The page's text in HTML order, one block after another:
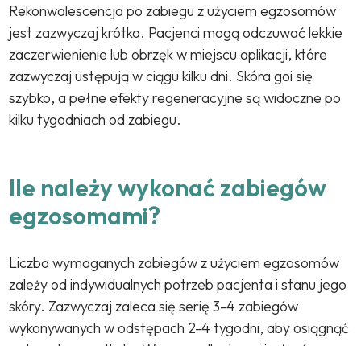
Rekonwalescencja po zabiegu z użyciem egzosomów
jest zazwyczaj krótka. Pacjenci mogą odczuwać lekkie
zaczerwienienie lub obrzęk w miejscu aplikacji, które
zazwyczaj ustępują w ciągu kilku dni. Skóra goi się
szybko, a pełne efekty regeneracyjne są widoczne po
kilku tygodniach od zabiegu.
Ile należy wykonać zabiegów
egzosomami?
Liczba wymaganych zabiegów z użyciem egzosomów
zależy od indywidualnych potrzeb pacjenta i stanu jego
skóry. Zazwyczaj zaleca się serię 3-4 zabiegów
wykonywanych w odstępach 2-4 tygodni, aby osiągnąć